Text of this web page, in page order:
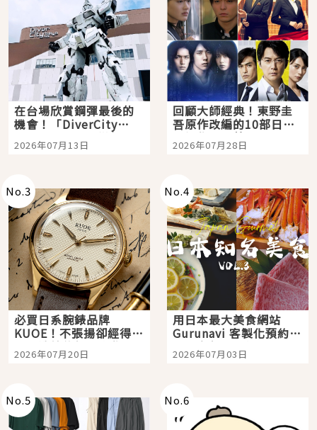
在台場欣賞鋼彈最後的
機會！「DiverCity
Tokyo Plaza」搭船、
購物、美食及夜景，一
2026年07月13日
回顧大師經典！東野圭
吾原作改編的10部日本
影視作品推薦
2026年07月28日
No.3
必買日系腕錶品牌
KUOE！不張揚卻經得起
時間洗鍊的經典之作五
選
2026年07月20日
No.4
用日本最大美食網站
Gurunavi 客製化預約九
大都市餐廳，打造專屬
美食體驗！
2026年07月03日
No.5 No.6